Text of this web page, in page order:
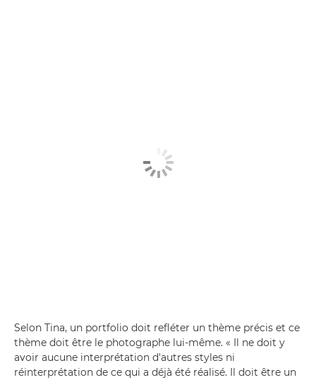
Selon Tina, un portfolio doit refléter un thème précis et ce
thème doit être le photographe lui-même. « Il ne doit y
avoir aucune interprétation d'autres styles ni
réinterprétation de ce qui a déjà été réalisé. Il doit être un